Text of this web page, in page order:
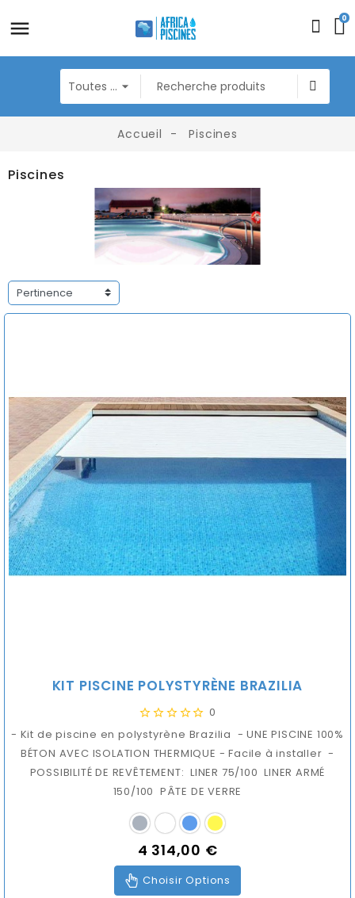
0
Accueil Piscines
Piscines
KIT PISCINE POLYSTYRÈNE BRAZILIA
0
- Kit de piscine en polystyrène Brazilia - UNE PISCINE 100%
BÉTON AVEC ISOLATION THERMIQUE - Facile à installer -
POSSIBILITÉ DE REVÊTEMENT: LINER 75/100 LINER ARMÉ
150/100 PÂTE DE VERRE
Prix
4 314,00 €
Choisir Options